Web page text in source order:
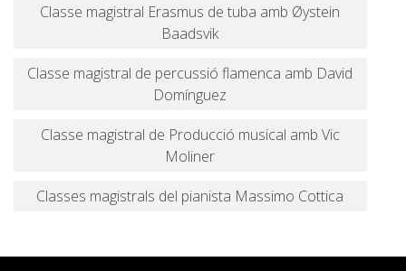
Classe magistral Erasmus de tuba amb Øystein
Baadsvik
Classe magistral de percussió flamenca amb David
Domínguez
Classe magistral de Producció musical amb Vic
Moliner
Classes magistrals del pianista Massimo Cottica